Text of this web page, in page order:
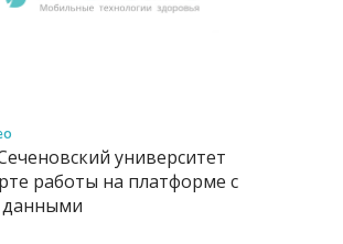
университет
работы на платформе с